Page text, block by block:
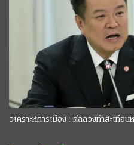
วิเคราะห์การเมือง : ดีลลวงทำสะเทือน